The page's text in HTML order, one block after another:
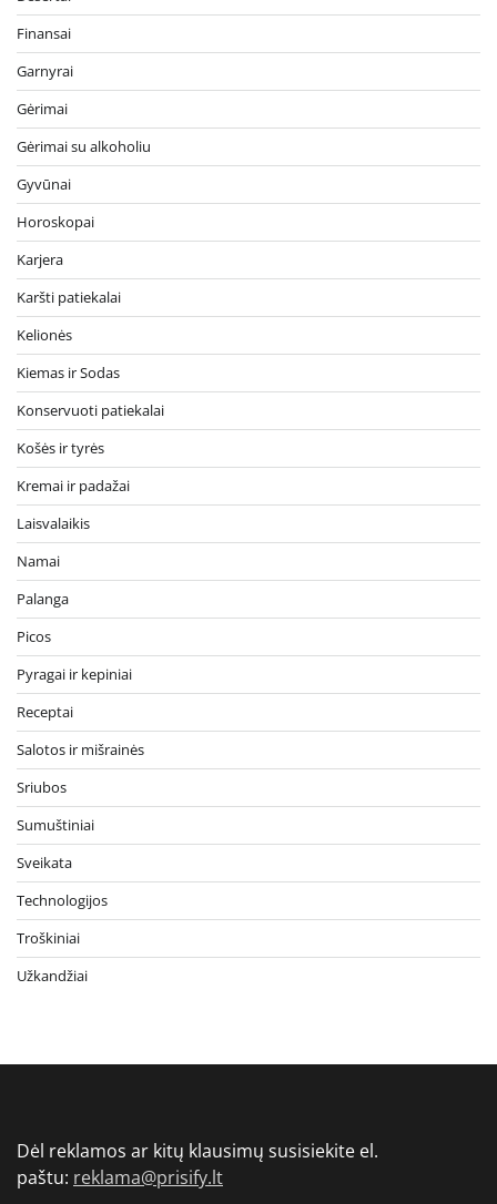
Finansai
Garnyrai
Gėrimai
Gėrimai su alkoholiu
Gyvūnai
Horoskopai
Karjera
Karšti patiekalai
Kelionės
Kiemas ir Sodas
Konservuoti patiekalai
Košės ir tyrės
Kremai ir padažai
Laisvalaikis
Namai
Palanga
Picos
Pyragai ir kepiniai
Receptai
Salotos ir mišrainės
Sriubos
Sumuštiniai
Sveikata
Technologijos
Troškiniai
Užkandžiai
Dėl reklamos ar kitų klausimų susisiekite el.
paštu: reklama@prisify.lt